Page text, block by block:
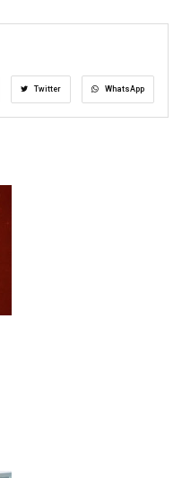
Twitter WhatsApp